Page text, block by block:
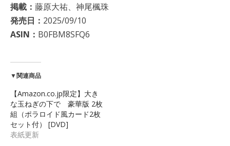
掲載： 藤原大祐、神尾楓珠
発売日： 2025/09/10
ASIN： B0FBM8SFQ6
▼関連商品
【Amazon.co.jp限定】大き
な玉ねぎの下で 豪華版 2枚
組（ポラロイド風カード2枚
セット付） [DVD]
表紙更新